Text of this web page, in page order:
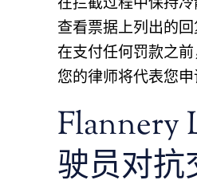
查看票据上列出的
在支付任何罚款之
您的律师将代表您
Flannery
驶员对抗